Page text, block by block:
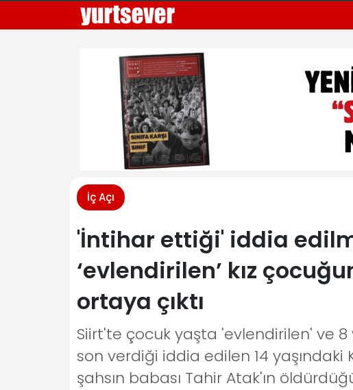
İç Açı
'İntihar ettiği' iddia
‘evlendirilen’ kız
ortaya çıktı
Siirt'te çocuk yaşta 'evlendirilen' ve
son verdiği iddia edilen 14
şahsın babası Tahir Atak'ın